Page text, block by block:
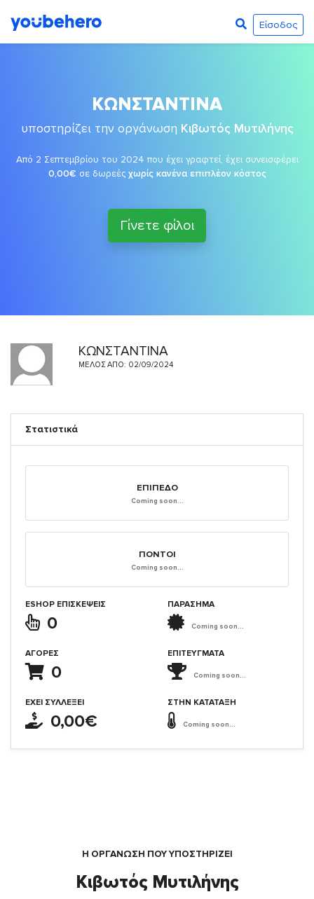
Είσοδος
ΚΩΝΣΤΑΝΤΙΝΑ
υποστηρίζει την οργάνωση Κιβωτός Μυτιλήνης
Από 2 Σεπτεμβρίου του 2024 που έχει γραφτεί, έχει συνεισφέρει
0,00€ σε δωρεές χωρίς κανένα επιπλέον κόστος
Γίνετε φίλοι
ΚΩΝΣΤΑΝΤΙΝΑ
ΜΈΛΟΣ ΑΠΌ: 02/09/2024
Στατιστικά
ΕΠΊΠΕΔΟ
Coming soon...
ΠΌΝΤΟΙ
Coming soon...
ESHOP ΕΠΙΣΚΈΨΕΙΣ
0
ΑΓΟΡΈΣ
0
ΈΧΕΙ ΣΥΛΛΈΞΕΙ
0,00€
ΠΑΡΑΣΗΜΑ
Coming soon...
ΕΠΙΤΕΎΓΜΑΤΑ
Coming soon...
ΣΤΗΝ ΚΑΤΆΤΑΞΗ
Coming soon...
Η ΟΡΓΆΝΩΣΗ ΠΟΥ ΥΠΟΣΤΗΡΙΖΕΙ
Κιβωτός Μυτιλήνης